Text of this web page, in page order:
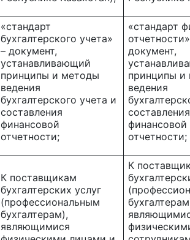
«стандарт
бухгалтерского учета»
– документ,
устанавливающий
принципы и методы
ведения
бухгалтерского учета и
составления
финансовой
отчетности;
«стандарт
документ,
принципы и
ведения
составления
финансовой
отчетности;
К поставщикам
бухгалтерских услуг
(профессиональным
бухгалтерам),
являющимися
К